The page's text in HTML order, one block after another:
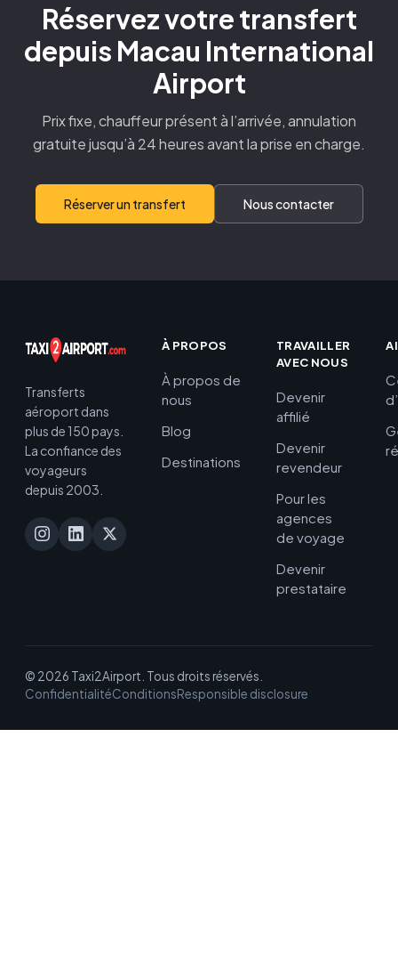
Réservez votre transfert
depuis Macau International
Airport
Prix fixe, chauffeur présent à l’arrivée, annulation
gratuite jusqu’à 24 heures avant la prise en charge.
Réserver un transfert Nous contacter
Transferts
aéroport dans
plus de 150 pays.
La confiance des
voyageurs
depuis 2003.
À PROPOS
À propos de
nous
Blog
Destinations
TRAVAILLER
AVEC NOUS
Devenir
affilié
Devenir
revendeur
Pour les
agences
de voyage
Devenir
prestataire
© 2026 Taxi2Airport. Tous droits réservés.
ConfidentialitéConditionsResponsible disclosure